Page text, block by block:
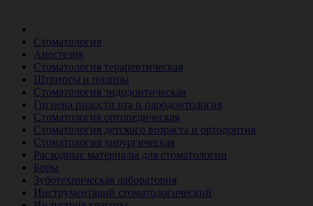
Стоматология
Анестезия
Стоматология терапевтическая
Штрипсы и полиры
Стоматология эндодонтическая
Гигиена полости рта и пародонтология
Стоматология ортопедическая
Стоматология детского возраста и ортодонтия
Стоматология хирургическая
Расходные материалы для стоматологии
Боры
Зуботехническая лаборатория
Инструментарий стоматологический